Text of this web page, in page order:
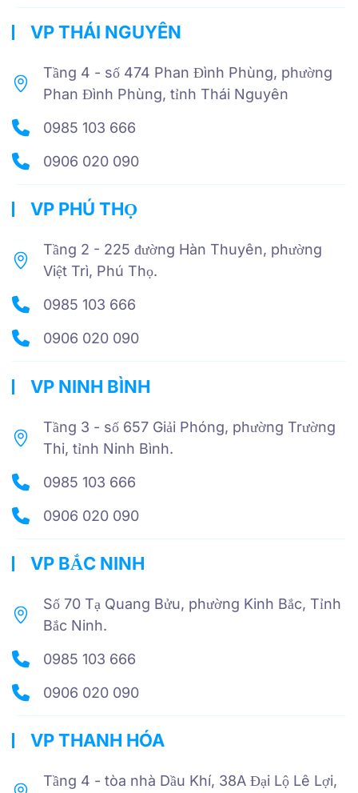
VP THÁI NGUYÊN
Tầng 4 - số 474 Phan Đình Phùng, phường
Phan Đình Phùng, tỉnh Thái Nguyên
0985 103 666
0906 020 090
VP PHÚ THỌ
Tầng 2 - 225 đường Hàn Thuyên, phường
Việt Trì, Phú Thọ.
0985 103 666
0906 020 090
VP NINH BÌNH
Tầng 3 - số 657 Giải Phóng, phường Trường
Thi, tỉnh Ninh Bình.
0985 103 666
0906 020 090
VP BẮC NINH
Số 70 Tạ Quang Bửu, phường Kinh Bắc, Tỉnh
Bắc Ninh.
0985 103 666
0906 020 090
VP THANH HÓA
Tầng 4 - tòa nhà Dầu Khí, 38A Đại Lộ Lê Lợi,